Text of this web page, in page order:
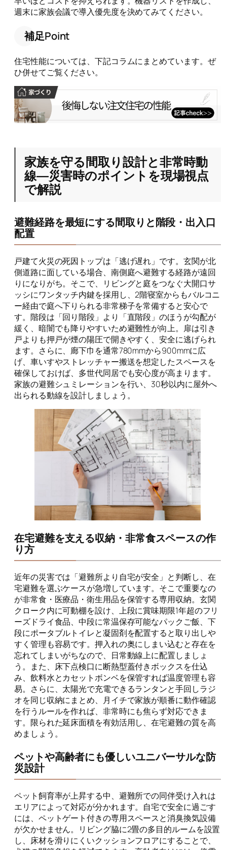
週末に家族会議で導入優先度を決めてみてください。
補足Point
住宅性能については、下記コラムにまとめています。ぜ
ひ併せてご覧ください。
家族を守る間取り設計と非常時動
線―災害時のポイントを現場視点
で解説
避難経路を最短にする間取りと階段・出入口
配置
戸建て火災の死因トップは「逃げ遅れ」です。玄関が北
側道路に面している場合、南側庭へ避難する経路が遠回
りになりがち。そこで、リビングと庭をつなぐ大開口サ
ッシにワンタッチ内鍵を採用し、2階寝室からもバルコニ
ー経由で庭へ下りられる非常梯子を常備すると安心で
す。階段は「回り階段」より「直階段」のほうが勾配が
緩く、暗闇でも降りやすいため避難性が向上。扉は引き
戸よりも押戸が煙の陽圧で開きやすく、安全に逃げられ
ます。さらに、廊下巾を通常780mmから900mmに広
げ、車いすやストレッチャー搬送を想定したスペースを
確保しておけば、多世代同居でも安心度が高まります。
家族の避難シュミレーションを行い、30秒以内に屋外へ
出られる動線を設計しましょう。
在宅避難を支える収納・非常食スペースの作
り方
近年の災害では「避難所より自宅が安全」と判断し、在
宅避難を選ぶケースが急増しています。そこで重要なの
が非常食・医療品・衛生用品を保管する専用収納。玄関
クローク内に可動棚を設け、上段に賞味期限1年超のフリ
ーズドライ食品、中段に常温保存可能なパックご飯、下
段にポータブルトイレと凝固剤を配置すると取り出しや
すく管理も容易です。押入れの奥にしまい込むと存在を
忘れてしまいがちなので、日常動線上に配置しましょ
う。また、床下点検口に断熱型蓋付きボックスを仕込
み、飲料水とカセットボンベを保管すれば温度管理も容
易。さらに、太陽光で充電できるランタンと手回しラジ
オを同じ収納にまとめ、月イチで家族が順番に動作確認
を行うルールを作れば、非常時にも焦らず対応できま
す。限られた延床面積を有効活用し、在宅避難の質を高
めましょう。
ペットや高齢者にも優しいユニバーサルな防
災設計
ペット飼育率が上昇する中、避難所での同伴受け入れは
エリアによって対応が分かれます。自宅で安全に過ごす
には、ペットゲート付きの専用スペースと消臭換気設備
が欠かせません。リビング脇に2畳の多目的ルームを設置
し、床材を滑りにくいクッションフロアにすることで、